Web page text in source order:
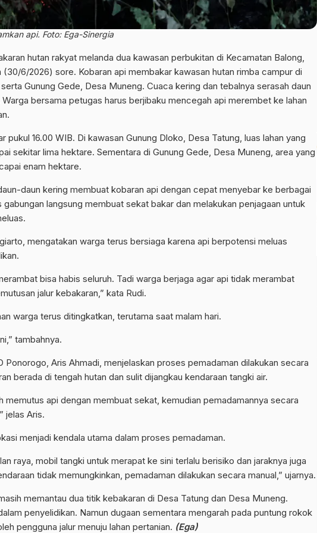
api. Foto: Ega-Sinergia
hutan rakyat melanda dua kawasan perbukitan di Kecamatan Balong,
6/2026) sore. Kobaran api membakar kawasan hutan rimba campur di
Gunung Gede, Desa Muneng. Cuaca kering dan tebalnya serasah daun
bersama petugas harus berjibaku mencegah api merembet ke lahan
pukul 16.00 WIB. Di kawasan Gunung Dloko, Desa Tatung, luas lahan yang
sekitar lima hektare. Sementara di Gunung Gede, Desa Muneng, area yang
enam hektare.
daun kering membuat kobaran api dengan cepat menyebar ke berbagai
langsung membuat sekat bakar dan melakukan penjagaan untuk
mengatakan warga terus bersiaga karena api berpotensi meluas
bisa habis seluruh. Tadi warga berjaga agar api tidak merambat
jalur kebakaran,” kata Rudi.
warga terus ditingkatkan, terutama saat malam hari.
tambahnya.
Ponorogo, Aris Ahmadi, menjelaskan proses pemadaman dilakukan secara
berada di tengah hutan dan sulit dijangkau kendaraan tangki air.
memutus api dengan membuat sekat, kemudian pemadamannya secara
jelas Aris.
menjadi kendala utama dalam proses pemadaman.
raya, mobil tangki untuk merapat ke sini terlalu berisiko dan jaraknya juga
tidak memungkinkan, pemadaman dilakukan secara manual,” ujarnya.
memantau dua titik kebakaran di Desa Tatung dan Desa Muneng.
penyelidikan. Namun dugaan sementara mengarah pada puntung rokok
pengguna jalur menuju lahan pertanian. (Ega)